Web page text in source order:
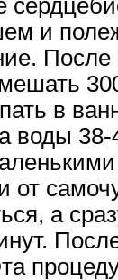
и
в
воды 38-
от
а